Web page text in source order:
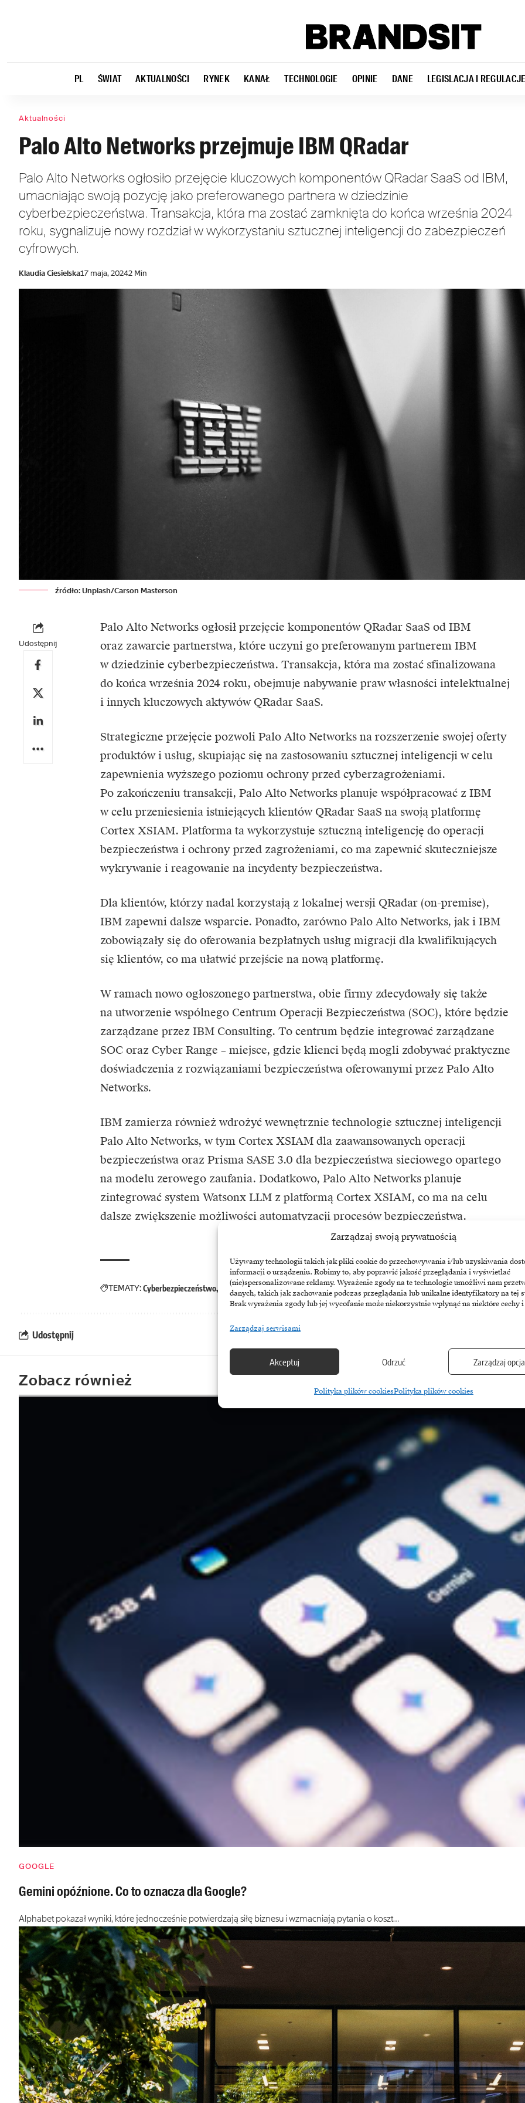
Zarządzaj swoją prywatnością
Używamy technologii takich jak pliki cookie do przechowywania i/lub uzyskiwania
informacji o urządzeniu. Robimy to, aby poprawić jakość przeglądania i wyświetlać
(nie)spersonalizowane reklamy. Wyrażenie zgody na te technologie umożliwi nam
danych, takich jak zachowanie podczas przeglądania lub unikalne identyfikatory na tej
Brak wyrażenia zgody lub jej wycofanie może niekorzystnie wpłynąć na niektóre cechy
Zarządzaj serwisami
Akceptuj Odrzuć Zarządzaj
Polityka plików cookiesPolityka plików cookies
PL ŚWIAT AKTUALNOŚCI RYNEK KANAŁ TECHNOLOGIE OPINIE DANE LEGISLACJA I
Aktualności
Palo Alto Networks przejmuje IBM QRadar
Palo Alto Networks ogłosiło przejęcie kluczowych komponentów QRadar SaaS od IBM,
umacniając swoją pozycję jako preferowanego partnera w dziedzinie
cyberbezpieczeństwa. Transakcja, która ma zostać zamknięta do końca września 2024
roku, sygnalizuje nowy rozdział w wykorzystaniu sztucznej inteligencji do zabezpieczeń
cyfrowych.
Klaudia Ciesielska17 maja, 20242 Min
źródło: Unplash/Carson Masterson
Udostępnij
Palo Alto Networks ogłosił przejęcie komponentów QRadar SaaS od IBM
oraz zawarcie partnerstwa, które uczyni go preferowanym partnerem IBM
w dziedzinie cyberbezpieczeństwa. Transakcja, która ma zostać sfinalizowana
do końca września 2024 roku, obejmuje nabywanie praw własności intelektualnej
i innych kluczowych aktywów QRadar SaaS.
Strategiczne przejęcie pozwoli Palo Alto Networksna rozszerzenie swojej oferty
produktów i usług, skupiając się na zastosowaniu sztucznej inteligencji w celu
zapewnienia wyższego poziomu ochrony przed cyberzagrożeniami.
Po zakończeniu transakcji, Palo Alto Networks planuje współpracować z IBM
w celu przeniesienia istniejących klientów QRadar SaaS na swoją platformę
Cortex XSIAM. Platforma ta wykorzystuje sztuczną inteligencję do operacji
bezpieczeństwa i ochrony przed zagrożeniami, co ma zapewnić skuteczniejsze
wykrywanie i reagowanie na incydenty bezpieczeństwa.
Dla klientów, którzy nadal korzystają z lokalnej wersji QRadar (on-premise),
IBM zapewni dalsze wsparcie. Ponadto, zarówno Palo Alto Networks, jak i IBM
zobowiązały się do oferowania bezpłatnych usług migracji dla kwalifikujących
się klientów, co ma ułatwić przejście na nową platformę.
W ramach nowo ogłoszonego partnerstwa, obie firmy zdecydowały się także
na utworzenie wspólnego Centrum Operacji Bezpieczeństwa (SOC), które będzie
zarządzane przez IBM Consulting. To centrum będzie integrować zarządzane
SOC oraz Cyber Range – miejsce, gdzie klienci będą mogli zdobywać praktyczne
doświadczenia z rozwiązaniami bezpieczeństwa oferowanymi przez Palo Alto
Networks.
IBM zamierza również wdrożyć wewnętrznie technologie sztucznej inteligencji
Palo Alto Networks, w tym Cortex XSIAM dla zaawansowanych operacji
bezpieczeństwa oraz Prisma SASE 3.0 dla bezpieczeństwa sieciowego opartego
na modelu zerowego zaufania. Dodatkowo, Palo Alto Networks planuje
zintegrować system Watsonx LLM z platformą Cortex XSIAM, co ma na celu
dalsze zwiększenie możliwości automatyzacji procesów bezpieczeństwa.
TEMATY:CyberbezpieczeństwoIBMPalo AltoQradar
Udostępnij
Zobacz również
GOOGLE
Gemini opóźnione. Co to oznacza dla Google?
Alphabet pokazał wyniki, które jednocześnie potwierdzają siłę biznesu i wzmacniają pytania o koszt…